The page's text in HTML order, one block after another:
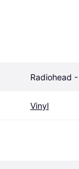
Radiohead
Vinyl